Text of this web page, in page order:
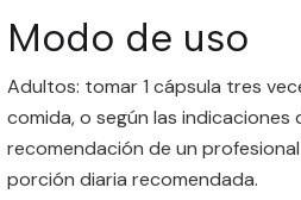
Modo de uso
Adultos: tomar 1 cápsula tres
comida, o según las indicaciones
recomendación de un
porción diaria recomendada.